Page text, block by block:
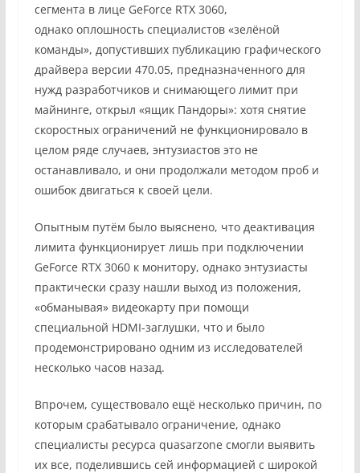
сегмента в лице GeForce RTX 3060,
однако оплошность специалистов «зелёной
команды», допустивших публикацию графического
драйвера версии 470.05, предназначенного для
нужд разработчиков и снимающего лимит при
майнинге, открыл «ящик Пандоры»: хотя снятие
скоростных ограничений не функционировало в
целом ряде случаев, энтузиастов это не
останавливало, и они продолжали методом проб и
ошибок двигаться к своей цели.
Опытным путём было выяснено, что деактивация
лимита функционирует лишь при подключении
GeForce RTX 3060 к монитору, однако энтузиасты
практически сразу нашли выход из положения,
«обманывая» видеокарту при помощи
специальной HDMI-заглушки, что и было
продемонстрировано одним из исследователей
несколько часов назад.
Впрочем, существовало ещё несколько причин, по
которым срабатывало ограничение, однако
специалисты ресурса quasarzone смогли выявить
их все, поделившись сей информацией с широкой